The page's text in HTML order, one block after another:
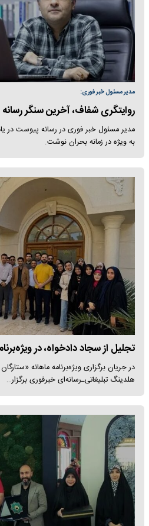
مدیر مسئول خبر فوری:
روایتگری شفاف، آخرین سنگر
مدیر مسئول خبر فوری در رسانه پیوست در
به ویژه در زمانه بحران نوشت.
تجلیل از سجاد دادخواه، در
در جریان برگزاری ویژه‌برنامه ماهانه
هلدینگ تبلیغاتی‌ـ‌رسانه‌ای خبرفوری برگزار…